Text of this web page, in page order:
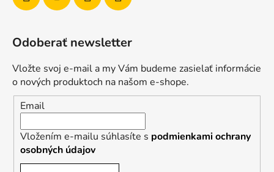
Odoberať newsletter
Vložte svoj e-mail a my Vám budeme zasielať informácie
o nových produktoch na našom e-shope.
Email
Vložením e-mailu súhlasíte s podmienkami ochrany
osobných údajov